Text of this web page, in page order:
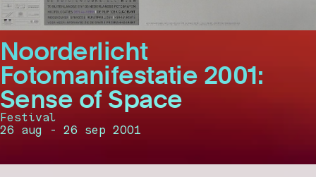
Noorderlicht
Fotomanifestatie 2001:
Sense of Space
Festival
26 aug - 26 sep 2001